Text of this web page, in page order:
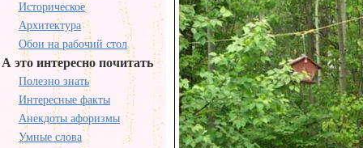
Историческое
Архитектура
Обои на рабочий стол
А это интересно почитать
Полезно знать
Интересные факты
Анекдоты афоризмы
Умные слова